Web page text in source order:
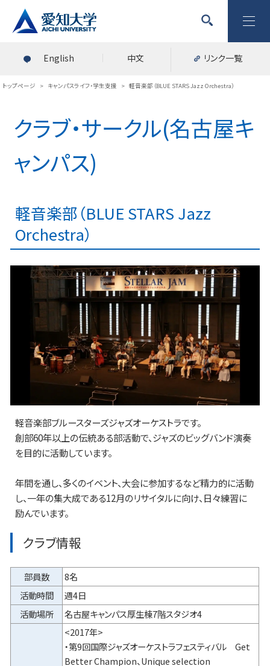
English 中文 リンク一覧
トップページ > キャンパスライフ・学生支援 > 軽音楽部（BLUE STARS Jazz Orchestra）
クラブ・サークル(名古屋キ
ャンパス)
軽音楽部（BLUE STARS Jazz
Orchestra）
軽音楽部ブルースターズジャズオーケストラです。
創部60年以上の伝統ある部活動で、ジャズのビッグバンド演奏
を目的に活動しています。
年間を通し、多くのイベント、大会に参加するなど精力的に活動
し、一年の集大成である12月のリサイタルに向け、日々練習に
励んでいます。
クラブ情報
部員数
8名
活動時間
週4日
活動場所
名古屋キャンパス厚生棟7階スタジオ4
<2017年>
・第9回国際ジャズオーケストラフェスティバル Get
Better Champion、Unique selection